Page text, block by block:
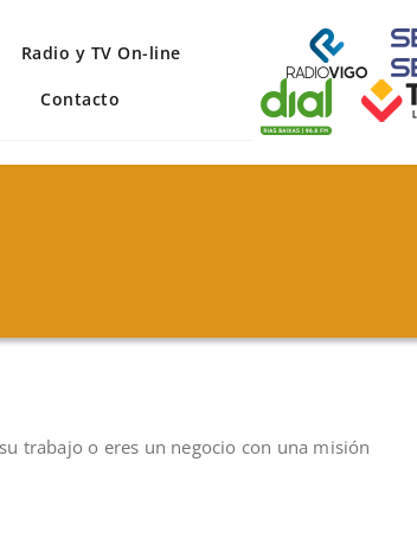
Radio y TV On-line
Contacto
trabajo o eres un negocio con una misión